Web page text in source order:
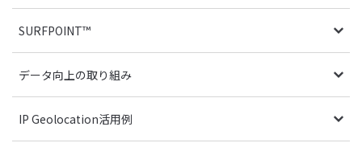
SURFPOINT™
データ向上の取り組み
IP Geolocation活用例